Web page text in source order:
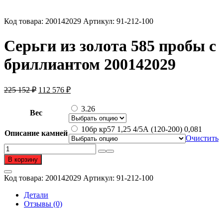
Код товара: 200142029 Артикул: 91-212-100
Серьги из золота 585 пробы с
бриллиантом 200142029
225 152₽ Первоначальная
составляла
225
112 576 ₽Текущая
112
576 ₽.
Вес 3.26
Описание камней
10бр кр57 1,25 4/5А (120-200) 0,081
Очистить
Количество
товара
Серьги
из
золота
пробы
В корзину
Код товара: 200142029 Артикул: 91-212-100
Детали
Отзывы (0)